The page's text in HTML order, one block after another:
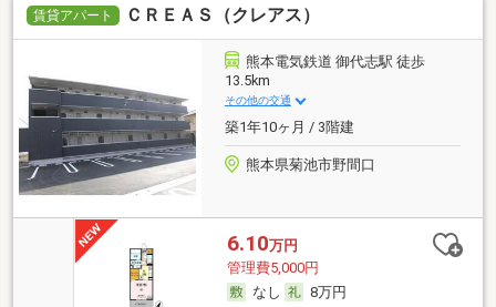
賃貸アパート ＣＲＥＡＳ（クレアス）
熊本電気鉄道 御代志駅 徒歩
13.5km
その他の交通
築1年10ヶ月 / 3階建
熊本県菊池市野間口
6.10万円
管理費5,000円
なし
8万円